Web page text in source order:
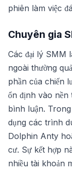
phiên làm việc
Chuyên gia
Các đại lý SMM
ngoài thường
phần của chiến
ổn định vào nền
bình luận.
dụng các trình
Dolphin Anty
cư. Sự kết hợp
nhiều tài khoản